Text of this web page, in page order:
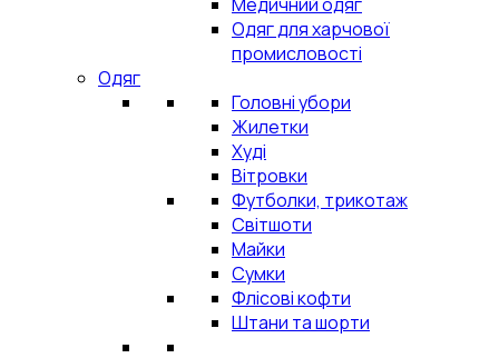
Одяг для харчової
промисловості
Одяг
Головні убори
Жилетки
Худі
Вітровки
Футболки, трикотаж
Світшоти
Майки
Сумки
Флісові кофти
Штани та шорти